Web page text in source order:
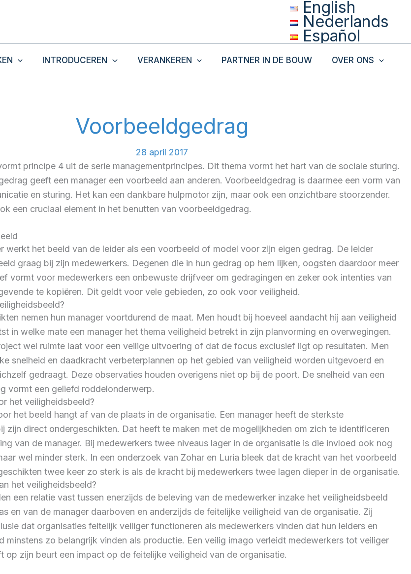
English
Nederlands
Español
INTRODUCEREN VERANKEREN PARTNER IN DE BOUW OVER ONS
Voorbeeldgedrag
28 april 2017
principe 4 uit de serie managementprincipes. Dit thema vormt het hart van de sociale sturing.
geeft een manager een voorbeeld aan anderen. Voorbeeldgedrag is daarmee een vorm van
en sturing. Het kan een dankbare hulpmotor zijn, maar ook een onzichtbare stoorzender.
een cruciaal element in het benutten van voorbeeldgedrag.
werkt het beeld van de leider als een voorbeeld of model voor zijn eigen gedrag. De leider
graag bij zijn medewerkers. Degenen die in hun gedrag op hem lijken, oogsten daardoor meer
vormt voor medewerkers een onbewuste drijfveer om gedragingen en zeker ook intenties van
te kopiëren. Dit geldt voor vele gebieden, zo ook voor veiligheid.
nemen hun manager voortdurend de maat. Men houdt bij hoeveel aandacht hij aan veiligheid
in welke mate een manager het thema veiligheid betrekt in zijn planvorming en overwegingen.
wel ruimte laat voor een veilige uitvoering of dat de focus exclusief ligt op resultaten. Men
snelheid en daadkracht verbeterplannen op het gebied van veiligheid worden uitgevoerd en
gedraagt. Deze observaties houden overigens niet op bij de poort. De snelheid van een
vormt een geliefd roddelonderwerp.
het veiligheidsbeeld?
het beeld hangt af van de plaats in de organisatie. Een manager heeft de sterkste
zijn direct ondergeschikten. Dat heeft te maken met de mogelijkheden om zich te identificeren
van de manager. Bij medewerkers twee niveaus lager in de organisatie is die invloed ook nog
wel minder sterk. In een onderzoek van Zohar en Luria bleek dat de kracht van het voorbeeld
twee keer zo sterk is als de kracht bij medewerkers twee lagen dieper in de organisatie.
het veiligheidsbeeld?
een relatie vast tussen enerzijds de beleving van de medewerker inzake het veiligheidsbeeld
en van de manager daarboven en anderzijds de feitelijke veiligheid van de organisatie. Zij
dat organisaties feitelijk veiliger functioneren als medewerkers vinden dat hun leiders en
minstens zo belangrijk vinden als productie. Een veilig imago verleidt medewerkers tot veiliger
op zijn beurt een impact op de feitelijke veiligheid van de organisatie.